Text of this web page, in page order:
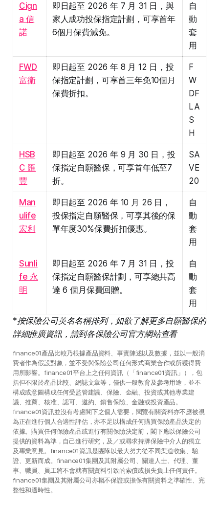
Cign
a 信
諾
即日起至 2026 年 7 月 31 日，與
家人成功投保指定計劃，可享首年
6個月保費減免。
自
動
套
用
FWD
富衛
即日起至 2026 年 8 月 12 日，投
保指定計劃，可享首三年免10個月
保費折扣。
F
W
DF
LA
S
H
HSB
C 匯
豐
即日起至 2026 年 9 月 30 日，投
保指定自願醫保，可享首年低至7
折。
SA
VE
20
Man
ulife
宏利
即日起至 2026 年 10 月 26 日，
投保指定自願醫保，可享其後的保
單年度30%保費折扣優惠。
自
動
套
用
Sunli
fe 永
明
即日起至 2026 年 7 月 31 日，投
保指定自願醫保計劃，可享總共高
達 6 個月保費回贈。
自
動
套
用
*按保險公司英名名稱排列，如欲了解更多自願醫保的
詳細推廣資訊，請到各保險公司官方網站查看
finance01產品比較乃根據產品資料、事實陳述以及數據，並以一般消
費者作為假設對象，並不受與保險公司任何形式商業合作或所獲得費
用所影響。finance01平台上之任何資訊（「finance01資訊」），包
括但不限於產品比較、網誌文章等，僅供一般教育及參考用途，並不
構成或意圖構成任何受監管建議、保險、金融、投資或其他專業建
議、推薦、核准、認可、邀約、銷售保險、金融或投資產品。
finance01資訊並沒有考慮閣下之個人需要，閱覽有關資料亦不應被視
為正在進行個人合適性評估，亦不足以構成任何購買保險產品決定的
依據。購買任何保險產品或進行有關保險決定前，閣下應以保險公司
提供的資料為準，自己進行研究，及／或尋求持牌保險中介人的獨立
及專業意見。finance01資訊是團隊以最大努力從不同渠道收集、驗
證、更新而成。finance01集團及其附屬公司、關連人士、代理、董
事、職員、員工將不會就有關資料引致的索償或損失負上任何責任。
finance01集團及其附屬公司亦概不保證或擔保有關資料之準確性、完
整性和適時性。